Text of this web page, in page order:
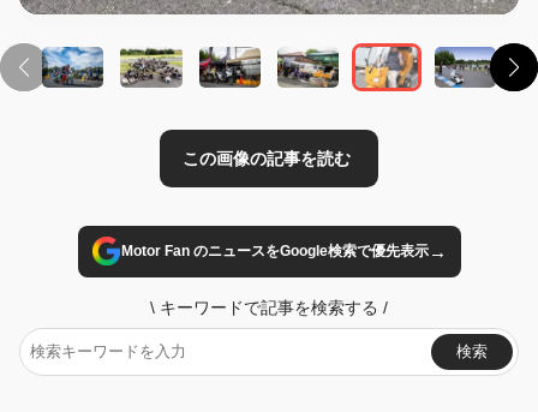
Motor Fan のニュースをGoogle検索で優先表示→
\ キーワードで記事を検索する /
検索